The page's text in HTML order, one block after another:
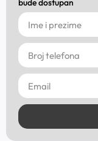
bude dostupan